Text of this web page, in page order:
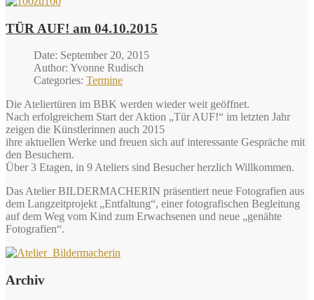
TÜR AUF! am 04.10.2015
Date: September 20, 2015
Author: Yvonne Rudisch
Categories: Termine
Die Ateliertüren im BBK werden wieder weit geöffnet.
Nach erfolgreichem Start der Aktion „Tür AUF!“ im letzten Jahr
zeigen die Künstlerinnen auch 2015
ihre aktuellen Werke und freuen sich auf interessante Gespräche mit
den Besuchern.
Über 3 Etagen, in 9 Ateliers sind Besucher herzlich Willkommen.
Das Atelier BILDERMACHERIN präsentiert neue Fotografien aus
dem Langzeitprojekt „Entfaltung“, einer fotografischen Begleitung
auf dem Weg vom Kind zum Erwachsenen und neue „genähte
Fotografien“.
Archiv